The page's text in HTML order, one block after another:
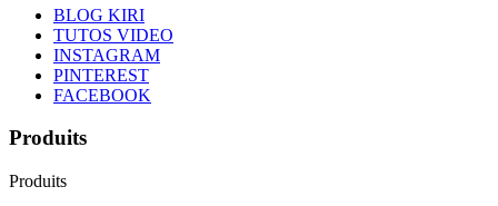
BLOG KIRI
TUTOS VIDEO
INSTAGRAM
PINTEREST
FACEBOOK
Produits
Produits